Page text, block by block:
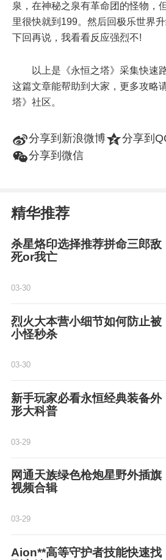
泉，在神秘之泉有革命团的怪物，
里很快就到199。然后回极乐世界
下回再说，我看看反应强烈不!
以上是《永恒之塔》采集快速
这篇文章能帮助到大家，更多攻略
塔》社区。
t分享到新浪微博z分享到
w分享到微信
精华推荐
杀星烙印选择推荐拼命三郎敌
死or我亡
03-30
烈火大本营小细节如何防止被
小怪秒杀
03-30
新手玩家必看永恒经典装备外
形大科普
03-29
网通天族绿色枪炮星野外插旗
视频合辑
03-29
Aion**高等守护者技能快速找